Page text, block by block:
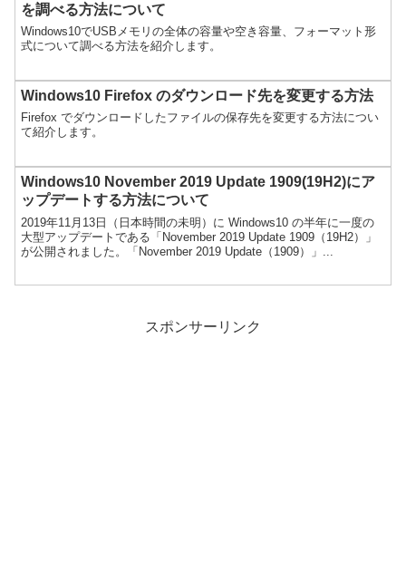
を調べる方法について
Windows10でUSBメモリの全体の容量や空き容量、フォーマット形
式について調べる方法を紹介します。
Windows10 Firefox のダウンロード先を変更する方法
Firefox でダウンロードしたファイルの保存先を変更する方法につい
て紹介します。
Windows10 November 2019 Update 1909(19H2)にア
ップデートする方法について
2019年11月13日（日本時間の未明）に Windows10 の半年に一度の
大型アップデートである「November 2019 Update 1909（19H2）」
が公開されました。「November 2019 Update（1909）」...
スポンサーリンク